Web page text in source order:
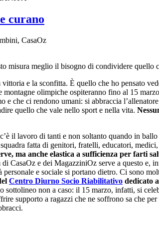
curano
CasaOz
misura meglio il bisogno di condividere quello
vittoria e la sconfitta. È quello che ho pensato
montagne olimpiche ospiteranno fino al 15
e che ci rendono umani: si abbraccia
quello che vale nello sport e nella vita.
il lavoro di tanti e non soltanto quando in
fatta di genitori, fratelli, educatori,
ma anche elastica a sufficienza per farti
CasaOz e dei MagazziniOz serve a questo e,
e sociale si portano dietro. Ci sono
Centro Diurno Socio Riabilitativo dedicato
sottolineo non a caso: il 15 marzo, infatti, si
supporto a ragazzi che ne soffrono sa che